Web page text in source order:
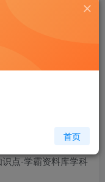
法购买，请与站长联系
首页